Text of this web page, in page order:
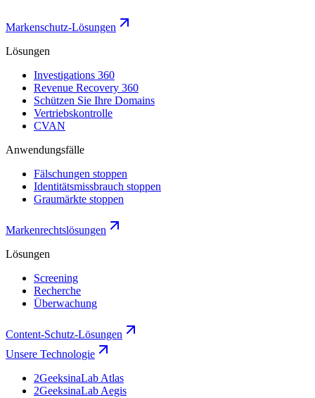
Markenschutz-Lösungen
Lösungen
Investigations 360
Revenue Recovery 360
Schützen Sie Ihre Domains
Vertriebskontrolle
CVAN
Anwendungsfälle
Fälschungen stoppen
Identitätsmissbrauch stoppen
Graumärkte stoppen
Markenrechtslösungen
Lösungen
Screening
Recherche
Überwachung
Content-Schutz-Lösungen
Unsere Technologie
2GeeksinaLab Atlas
2GeeksinaLab Aegis